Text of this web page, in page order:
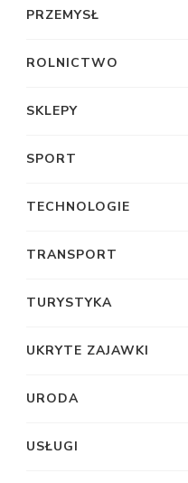
PRZEMYSŁ
ROLNICTWO
SKLEPY
SPORT
TECHNOLOGIE
TRANSPORT
TURYSTYKA
UKRYTE ZAJAWKI
URODA
USŁUGI